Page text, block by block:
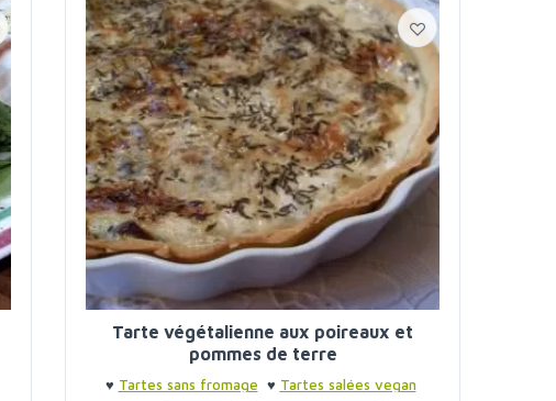
Tarte végétalienne aux poireaux et
pommes de terre
♥ Tartes sans fromage ♥ Tartes salées vegan